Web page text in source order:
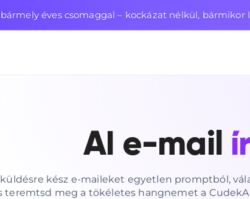
bármely éves csomaggal – kockázat nélkül,
AI e-mail
kész e-maileket egyetlen promptból,
teremtsd meg a tökéletes hangnemet a